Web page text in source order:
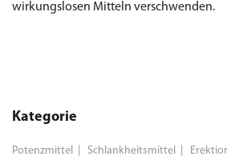
wirkungslosen Mitteln verschwenden.
Kategorie
Potenzmittel Schlankheitsmittel